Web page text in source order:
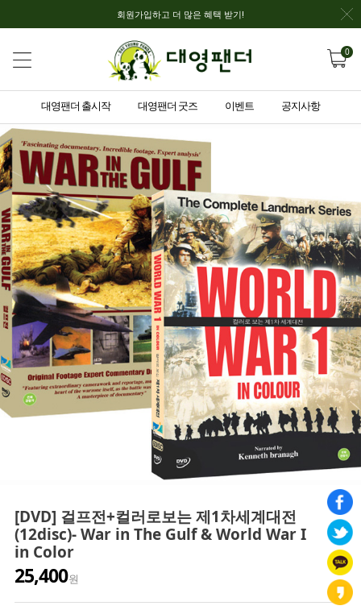
회원가입하고 더 많은 혜택 받기!
0
대영팬더 출시작 대영팬더 굿즈 이벤트 공지사항
[DVD] 걸프전+컬러로보는 제1차세계대전
(12disc)- War in The Gulf & World War I
in Color
25,400원